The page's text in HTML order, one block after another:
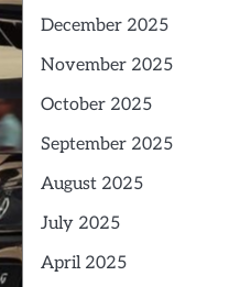
December 2025
November 2025
October 2025
September 2025
August 2025
July 2025
April 2025